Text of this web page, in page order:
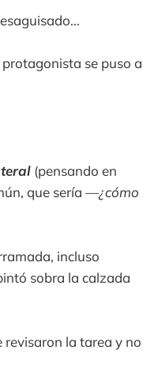
se puso a
(pensando en
que sería —¿cómo
incluso
sobra la calzada
revisaron la tarea y no